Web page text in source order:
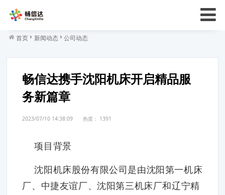
首页 新闻动态 公司动态
畅信达携手沈阳机床开启精品服
务新篇章
2023/07/10 14:38:09 热度： 1391
项目背景
沈阳机床股份有限公司是由沈阳第一机床
厂、中捷友谊厂、沈阳第三机床厂和辽宁精